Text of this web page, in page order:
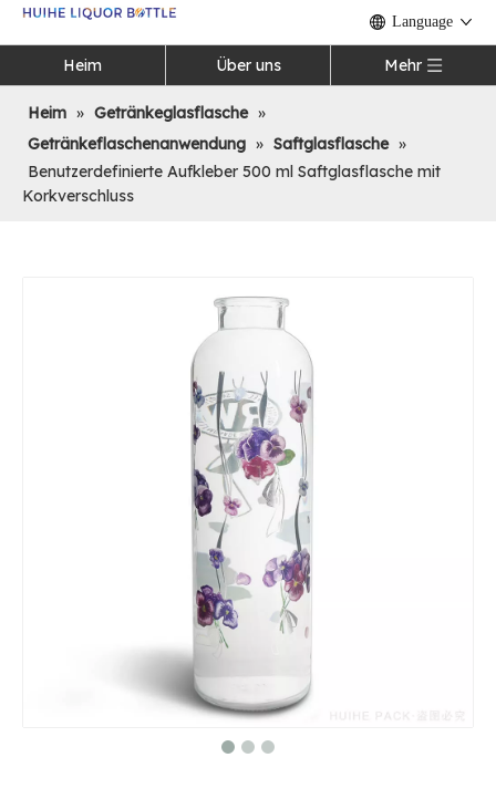
Language
Heim Über uns Mehr
Heim » Getränkeglasflasche »
Getränkeflaschenanwendung » Saftglasflasche »
Benutzerdefinierte Aufkleber 500 ml Saftglasflasche mit
Korkverschluss